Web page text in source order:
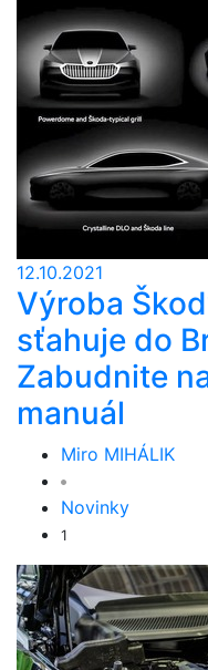
12.10.2021
Výroba
sťahuje do
Zabudnite
manuál
Miro MIHÁLIK
Novinky
1